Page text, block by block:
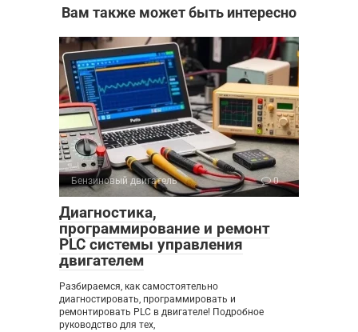
Вам также может быть интересно
Бензиновый двигатель 0
Диагностика,
программирование и ремонт
PLC системы управления
двигателем
Разбираемся, как самостоятельно
диагностировать, программировать и
ремонтировать PLC в двигателе! Подробное
руководство для тех,